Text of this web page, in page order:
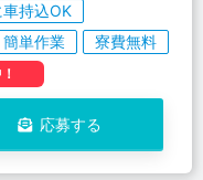
持込OK
簡単作業 寮費無料
応募する